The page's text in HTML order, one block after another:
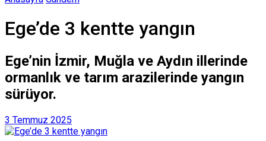
Ege’de 3 kentte yangın
Ege’nin İzmir, Muğla ve Aydın illerinde
ormanlık ve tarım arazilerinde yangın
sürüyor.
3 Temmuz 2025